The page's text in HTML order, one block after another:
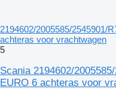
2194602/2005585/2545901/
achteras voor vrachtwagen
5
Scania 2194602/
EURO 6 achteras voor